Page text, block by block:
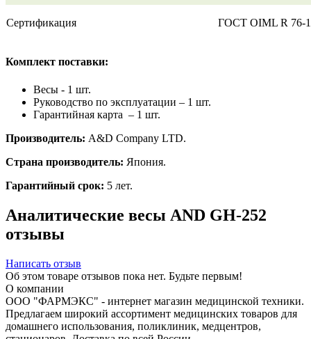
Сертификация ГОСТ OIML R 76-
Комплект поставки:
Весы - 1 шт.
Руководство по эксплуатации – 1 шт.
Гарантийная карта – 1 шт.
Производитель: A&D Company LTD.
Страна производитель: Япония.
Гарантийный срок: 5 лет.
Аналитические весы AND GH-252
отзывы
Написать отзыв
Об этом товаре отзывов пока нет. Будьте первым!
О компании
ООО "ФАРМЭКС" - интернет магазин медицинской техники.
Предлагаем широкий ассортимент медицинских товаров для
домашнего использования, поликлиник, медцентров,